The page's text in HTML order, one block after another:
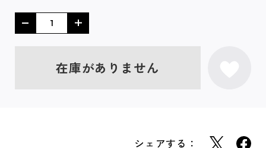
在庫がありません
シェアする：